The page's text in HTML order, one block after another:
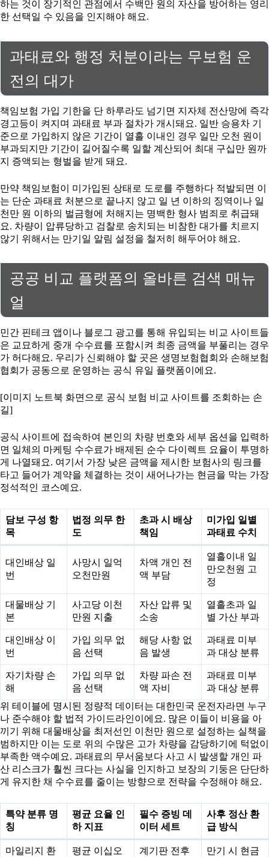
하는 것이 장기적인 관점에서 수백만 원의 자산을 방어하는 영리
한 선택일 수 있음을 인지해야 해요.
과태료와 행정 처분이라는 무보험 운
전의 대가
책임보험 가입 기한을 단 하루라도 넘기면 지자체 전산망에 즉각
경고등이 켜지며 과태료 부과 절차가 개시돼요. 일반 승용차 기
준으로 가입하지 않은 기간이 열흘 이내인 경우 일만 오천 원이
부과되지만 기간이 길어질수록 일할 계산되어 최대 구십만 원까
지 증액되는 형벌을 받게 돼요.
만약 책임보험이 미가입된 상태로 도로를 주행하다 적발되면 이
는 단순 과태료 처분으로 끝나지 않고 일 년 이하의 징역이나 일
천만 원 이하의 벌금형에 처해지는 명백한 형사 범죄로 취급돼
요. 차량이 압류당하고 검찰로 송치되는 비참한 대가를 치르지
않기 위해서는 만기일 알림 설정을 철저히 해두어야 해요.
공공 비교 플랫폼의 올바른 검색 매뉴
얼
민간 핀테크 앱이나 블로그 광고를 통해 유입되는 비교 사이트들
은 교묘하게 중개 수수료를 포함시켜 최종 금액을 부풀리는 경우
가 허다해요. 우리가 신뢰해야 할 곳은 생명보험협회와 손해보험
협회가 공동으로 운영하는 공식 유일 플랫폼이에요.
[이미지 노트북 화면으로 공식 보험 비교 사이트를 조회하는 손
길]
공식 사이트에 접속하여 본인의 차량 번호와 세부 옵션을 입력하
면 일체의 마케팅 수수료가 배제된 순수 다이렉트 요율이 투명하
게 나열돼요. 여기서 가장 낮은 금액을 제시한 보험사의 링크를
타고 들어가 계약을 체결하는 것이 새어나가는 현금을 막는 가장
정석적인 코스예요.
담보 구성 항
목
법정 의무 한
도
초과 시 배상
책임
미가입 일별
과태료 수치
대인배상 일
번
사망시 일억
오천만원
차액 개인 전
액 부담
열흘이내 일
만오천원 고
정
대물배상 기
본
사고당 이천
만원 지출
자산 압류 및
소송
열흘초과 일
별 가산 부과
대인배상 이
번
가입 의무 없
음 선택
해당 사항 없
음 발생
과태료 미부
과 대상 분류
자기차량 손
해
가입 의무 없
음 선택
차량 파손 전
액 자비
과태료 미부
과 대상 분류
위 테이블에 명시된 정량적 데이터는 대한민국 운전자라면 누구
나 준수해야 할 법적 가이드라인이에요. 많은 이들이 비용을 아
끼기 위해 대물배상을 최저선인 이천만 원으로 설정하는 실책을
범하지만 이는 도로 위의 수많은 고가 차량을 감당하기에 턱없이
부족한 액수예요. 과태료의 무서움보다 사고 시 발생할 개인 파
산 리스크가 훨씬 크다는 사실을 인지하고 보장의 기둥은 단단하
게 유지한 채 수수료를 줄이는 방향으로 전략을 수정해야 해요.
특약 분류 명
칭
평균 요율 인
하 지표
필수 증빙 데
이터 세트
사후 정산 환
급 방식
마일리지 환
평균 이십오
계기판 전후
만기 시 현금